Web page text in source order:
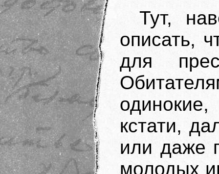
Тут,
описать,
для
кстати,
или даже
молодых